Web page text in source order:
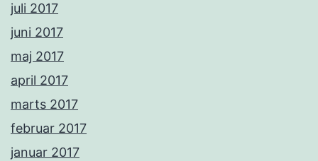
juli 2017
juni 2017
maj 2017
april 2017
marts 2017
februar 2017
januar 2017